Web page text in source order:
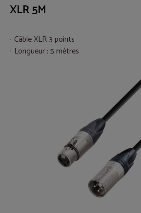
XLR 5M
Câble XLR 3 points
Longueur : 5 mètres